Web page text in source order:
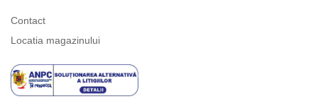
Contact
Locatia magazinului